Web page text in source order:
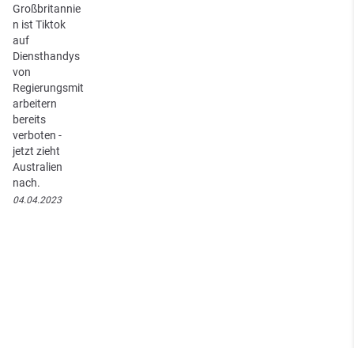
Großbritannie
n ist Tiktok
auf
Diensthandys
von
Regierungsmit
arbeitern
bereits
verboten -
jetzt zieht
Australien
nach.
04.04.2023